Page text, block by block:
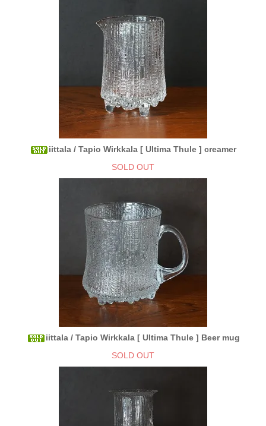
iittala / Tapio Wirkkala [ Ultima Thule ] creamer
SOLD OUT
iittala / Tapio Wirkkala [ Ultima Thule ] Beer mug
SOLD OUT